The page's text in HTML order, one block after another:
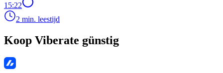
15:22
2 min. leestijd
Koop Viberate günstig